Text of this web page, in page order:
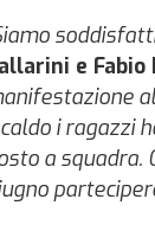
e Fabio
i ragazzi
a squadra.